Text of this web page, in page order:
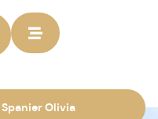
Spanier Olivia